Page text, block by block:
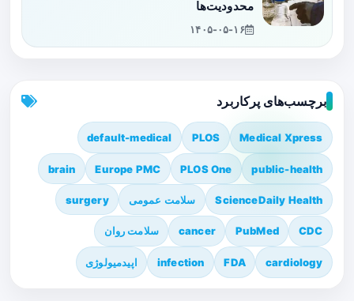
محدودیت‌ها
۱۴۰۵-۰۵-۱۶
برچسب‌های پرکاربرد
Medical Xpress
PLOS
default-medical
public-health
PLOS One
Europe PMC
brain
ScienceDaily Health سلامت عمومی surgery
CDC
PubMed
cancer سلامت روان
cardiology
FDA
infection اپیدمیولوژی